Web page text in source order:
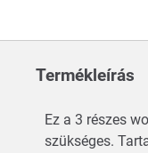
Termékleírás
Ez a 3 részes
szükséges.